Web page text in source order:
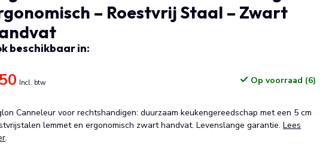
– Roestvrij Staal – Zwart
beschikbaar in:
Incl. btw Op voorraad (6)
Canneleur voor rechtshandigen: duurzaam keukengereedschap met een 5 cm
lemmet en ergonomisch zwart handvat. Levenslange garantie.Lees
.